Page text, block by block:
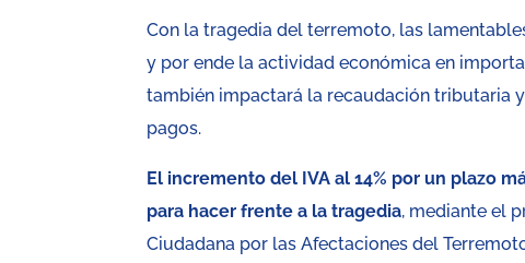
Con la tragedia del terremoto, las
y por ende la actividad económica en
también impactará la recaudación tributaria
pagos.
El incremento del IVA al 14% por un plazo
para hacer frente a la tragedia, mediante el
Ciudadana por las Afectaciones del